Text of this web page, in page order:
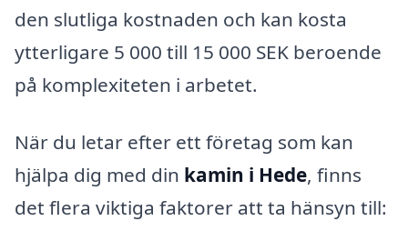
den slutliga kostnaden och kan kosta
ytterligare 5 000 till 15 000 SEK beroende
på komplexiteten i arbetet.
När du letar efter ett företag som kan
hjälpa dig med din kamin i Hede, finns
det flera viktiga faktorer att ta hänsyn till: